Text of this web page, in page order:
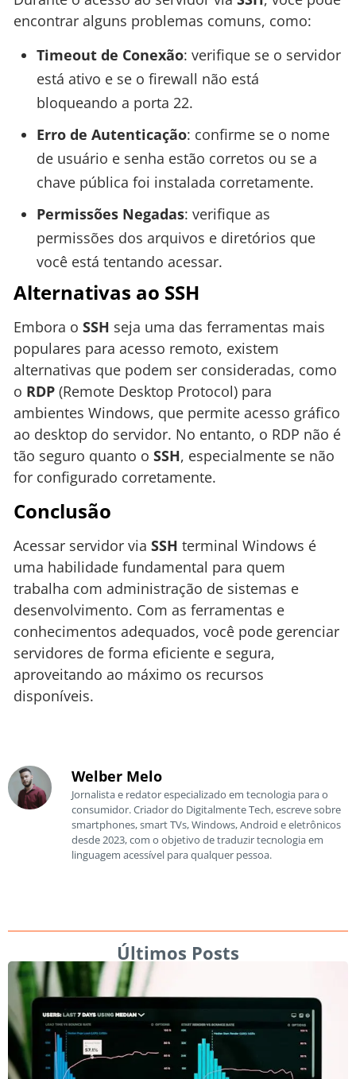
encontrar alguns problemas comuns, como:
Timeout de Conexão: verifique se o servidor
está ativo e se o firewall não está
bloqueando a porta 22.
Erro de Autenticação: confirme se o nome
de usuário e senha estão corretos ou se a
chave pública foi instalada corretamente.
Permissões Negadas: verifique as
permissões dos arquivos e diretórios que
você está tentando acessar.
Alternativas ao SSH
Embora o SSH seja uma das ferramentas mais
populares para acesso remoto, existem
alternativas que podem ser consideradas, como
o RDP (Remote Desktop Protocol) para
ambientes Windows, que permite acesso gráfico
ao desktop do servidor. No entanto, o RDP não é
tão seguro quanto o SSH, especialmente se não
for configurado corretamente.
Conclusão
Acessar servidor via SSH terminal Windows é
uma habilidade fundamental para quem
trabalha com administração de sistemas e
desenvolvimento. Com as ferramentas e
conhecimentos adequados, você pode gerenciar
servidores de forma eficiente e segura,
aproveitando ao máximo os recursos
disponíveis.
Welber Melo
Jornalista e redator especializado em tecnologia para o
consumidor. Criador do Digitalmente Tech, escreve sobre
smartphones, smart TVs, Windows, Android e eletrônicos
desde 2023, com o objetivo de traduzir tecnologia em
linguagem acessível para qualquer pessoa.
Últimos Posts